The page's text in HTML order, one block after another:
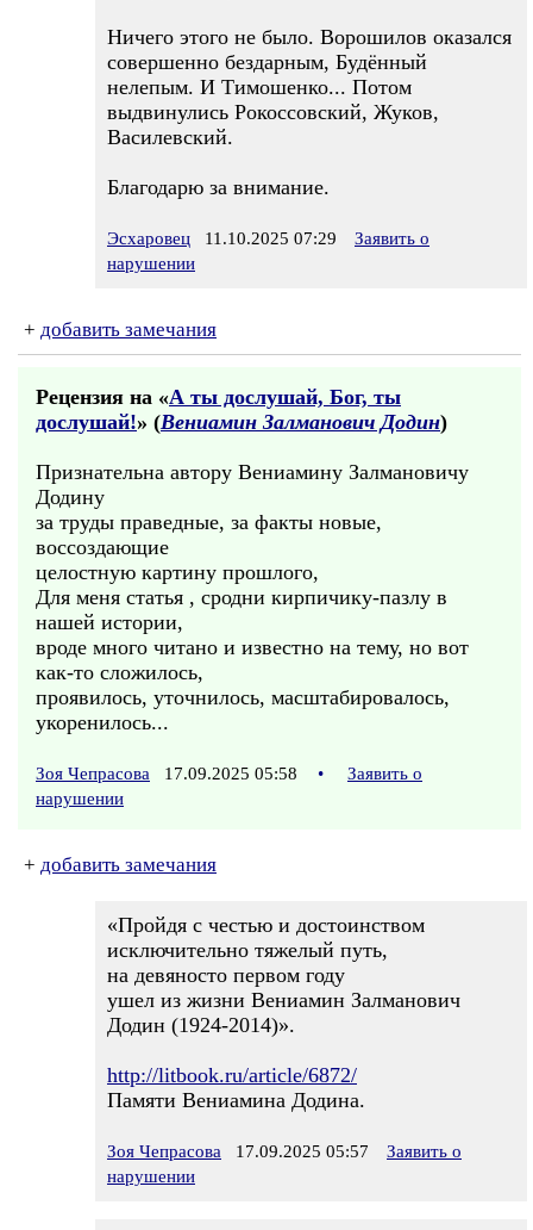
Ничего этого не было. Ворошилов оказался
совершенно бездарным, Будённый
нелепым. И Тимошенко... Потом
выдвинулись Рокоссовский, Жуков,
Василевский.
Благодарю за внимание.
Эсхаровец 11.10.2025 07:29
Заявить о
нарушении
+ добавить замечания
Рецензия на «А ты дослушай, Бог, ты
дослушай!» (Вениамин Залманович Додин)
Признательна автору Вениамину Залмановичу
Додину
за труды праведные, за факты новые,
воссоздающие
целостную картину прошлого,
Для меня статья , сродни кирпичику-пазлу в
нашей истории,
вроде много читано и известно на тему, но вот
как-то сложилось,
проявилось, уточнилось, масштабировалось,
укоренилось...
Зоя Чепрасова 17.09.2025 05:58 •
Заявить о
нарушении
+ добавить замечания
«Пройдя с честью и достоинством
исключительно тяжелый путь,
на девяносто первом году
ушел из жизни Вениамин Залманович
Додин (1924-2014)».
http://litbook.ru/article/6872/
Памяти Вениамина Додина.
Зоя Чепрасова 17.09.2025 05:57
Заявить о
нарушении